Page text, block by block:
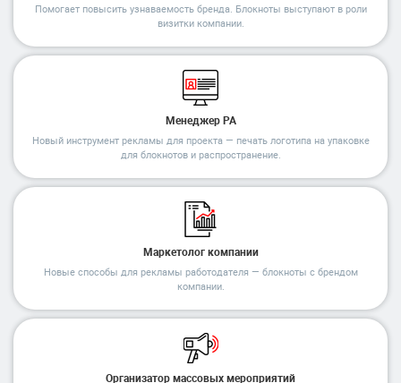
Помогает повысить узнаваемость бренда. Блокноты выступают в роли
визитки компании.
Менеджер РА
Новый инструмент рекламы для проекта — печать логотипа на упаковке
для блокнотов и распространение.
Маркетолог компании
Новые способы для рекламы работодателя — блокноты с брендом
компании.
Организатор массовых мероприятий